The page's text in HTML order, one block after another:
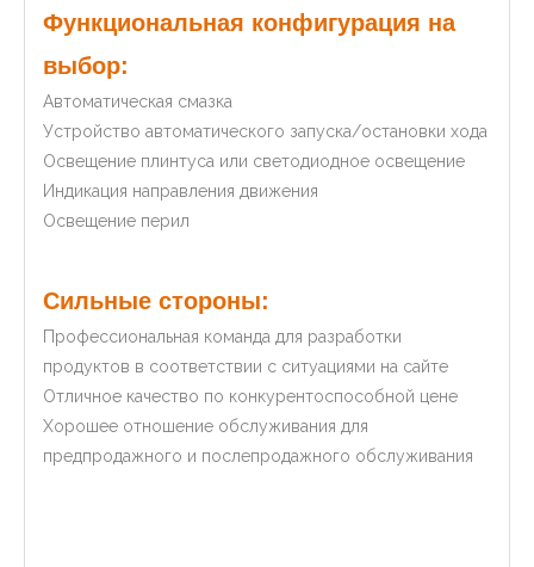
Функциональная конфигурация на
выбор:
Автоматическая смазка
Устройство автоматического запуска/остановки хода
Освещение плинтуса или светодиодное освещение
Индикация направления движения
Освещение перил
Сильные стороны:
Профессиональная команда для разработки
продуктов в соответствии с ситуациями на сайте
Отличное качество по конкурентоспособной цене
Хорошее отношение обслуживания для
предпродажного и послепродажного обслуживания